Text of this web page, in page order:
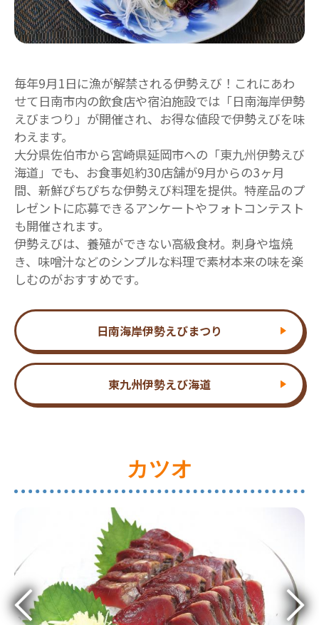
毎年9月1日に漁が解禁される伊勢えび！これにあわ
せて日南市内の飲食店や宿泊施設では「日南海岸伊勢
えびまつり」が開催され、お得な値段で伊勢えびを味
わえます。
大分県佐伯市から宮崎県延岡市への「東九州伊勢えび
海道」でも、お食事処約30店舗が9月からの3ヶ月
間、新鮮ぴちぴちな伊勢えび料理を提供。特産品のプ
レゼントに応募できるアンケートやフォトコンテスト
も開催されます。
伊勢えびは、養殖ができない高級食材。刺身や塩焼
き、味噌汁などのシンプルな料理で素材本来の味を楽
しむのがおすすめです。
日南海岸伊勢えびまつり
東九州伊勢えび海道
カツオ